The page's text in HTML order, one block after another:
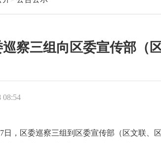
巡察三组向区委宣传部（
08:54
，区委巡察三组到区委宣传部（区文联、